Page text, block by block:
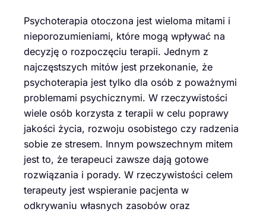
Psychoterapia otoczona jest wieloma mitami i
nieporozumieniami, które mogą wpływać na
decyzję o rozpoczęciu terapii. Jednym z
najczęstszych mitów jest przekonanie, że
psychoterapia jest tylko dla osób z poważnymi
problemami psychicznymi. W rzeczywistości
wiele osób korzysta z terapii w celu poprawy
jakości życia, rozwoju osobistego czy radzenia
sobie ze stresem. Innym powszechnym mitem
jest to, że terapeuci zawsze dają gotowe
rozwiązania i porady. W rzeczywistości celem
terapeuty jest wspieranie pacjenta w
odkrywaniu własnych zasobów oraz